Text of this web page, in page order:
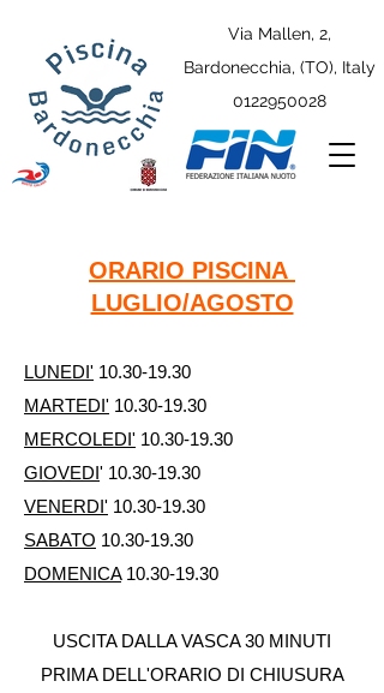
0122950028
Via Mallen, 2,
Bardonecchia, (TO), Italy
ORARIO PISCINA
LUGLIO/AGOSTO
LUNEDI' 10.30-19.30
MARTEDI' 10.30-19.30
MERCOLEDI' 10.30-19.30
GIOVEDI' 10.30-19.30
VENERDI' 10.30-19.30
SABATO 10.30-19.30
DOMENICA 10.30-19.30
USCITA DALLA VASCA 30 MINUTI
PRIMA DELL'ORARIO DI CHIUSURA